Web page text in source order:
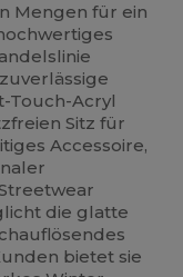
Mengen für ein
Touch-Acryl
Sitz für
Accessoire,
die glatte
bietet sie